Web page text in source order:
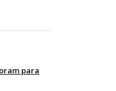
para